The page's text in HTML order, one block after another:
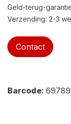
Geld-terug-
Verzending: 2-3
Contact
Barcode: